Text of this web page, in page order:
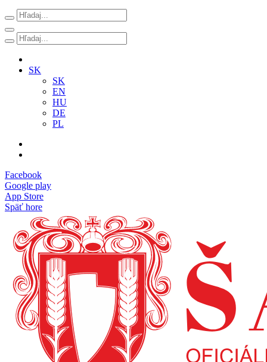
SK
SK
EN
HU
DE
PL
Facebook
Google play
App Store
Späť hore